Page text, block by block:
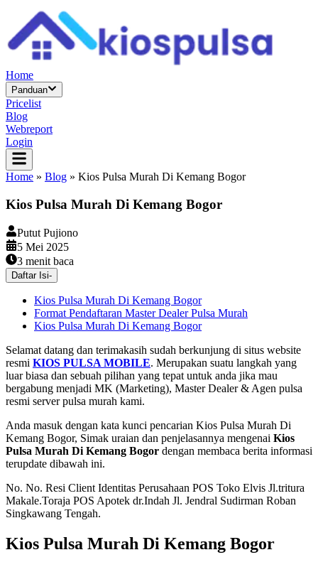
Home
Panduan
Pricelist
Blog
Webreport
Login
Home » Blog » Kios Pulsa Murah Di Kemang Bogor
Kios Pulsa Murah Di Kemang Bogor
Putut Pujiono
5 Mei 2025
3 menit baca
Daftar Isi-
Kios Pulsa Murah Di Kemang Bogor
Format Pendaftaran Master Dealer Pulsa Murah
Kios Pulsa Murah Di Kemang Bogor
Selamat datang dan terimakasih sudah berkunjung di situs website
resmi KIOS PULSA MOBILE. Merupakan suatu langkah yang
luar biasa dan sebuah pilihan yang tepat untuk anda jika mau
bergabung menjadi MK (Marketing), Master Dealer & Agen pulsa
resmi server pulsa murah kami.
Anda masuk dengan kata kunci pencarian Kios Pulsa Murah Di
Kemang Bogor, Simak uraian dan penjelasannya mengenai Kios
Pulsa Murah Di Kemang Bogor dengan membaca berita informasi
terupdate dibawah ini.
No. No. Resi Client Identitas Perusahaan POS Toko Elvis Jl.tritura
Makale.Toraja POS Apotek dr.Indah Jl. Jendral Sudirman Roban
Singkawang Tengah.
Kios Pulsa Murah Di Kemang Bogor